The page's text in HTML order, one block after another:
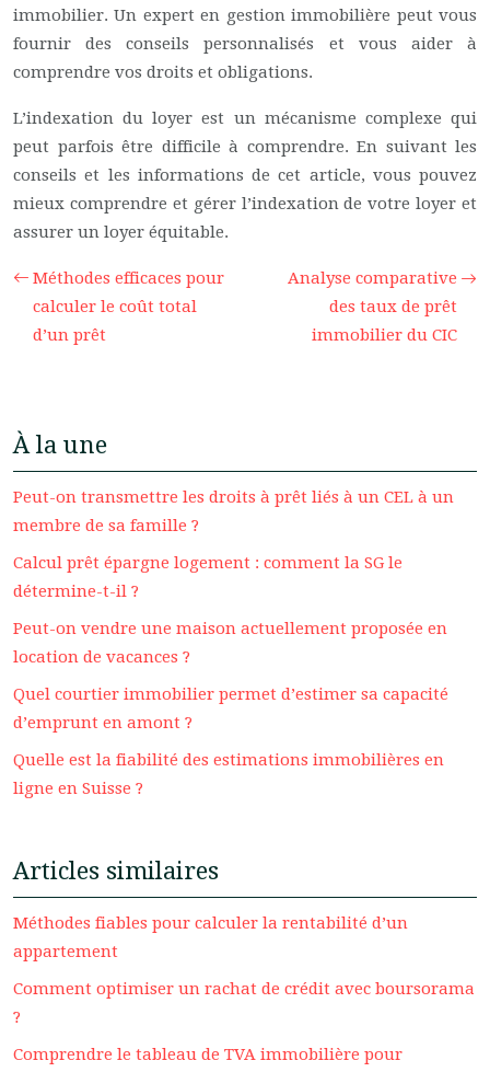
immobilier. Un expert en gestion immobilière peut vous
fournir des conseils personnalisés et vous aider à
comprendre vos droits et obligations.
L’indexation du loyer est un mécanisme complexe qui
peut parfois être difficile à comprendre. En suivant les
conseils et les informations de cet article, vous pouvez
mieux comprendre et gérer l’indexation de votre loyer et
assurer un loyer équitable.
Méthodes efficaces pour
calculer le coût total
d’un prêt
Analyse comparative
des taux de prêt
immobilier du CIC
À la une
Peut-on transmettre les droits à prêt liés à un CEL à un
membre de sa famille ?
Calcul prêt épargne logement : comment la SG le
détermine-t-il ?
Peut-on vendre une maison actuellement proposée en
location de vacances ?
Quel courtier immobilier permet d’estimer sa capacité
d’emprunt en amont ?
Quelle est la fiabilité des estimations immobilières en
ligne en Suisse ?
Articles similaires
Méthodes fiables pour calculer la rentabilité d’un
appartement
Comment optimiser un rachat de crédit avec boursorama
?
Comprendre le tableau de TVA immobilière pour